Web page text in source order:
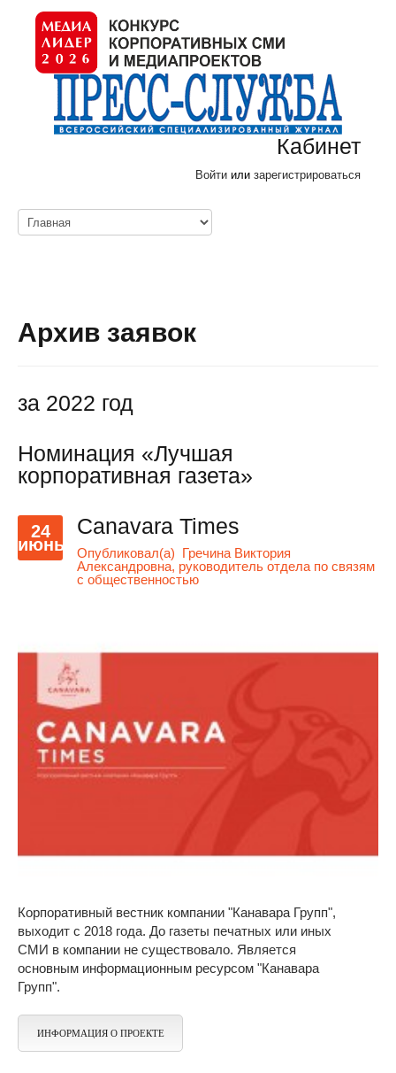
Кабинет
Войти или зарегистрироваться
Архив заявок
за 2022 год
Номинация «Лучшая
корпоративная газета»
24
июнь
Canavara Times
Опубликовал(а) Гречина Виктория
Александровна, руководитель отдела по связям
с общественностью
Корпоративный вестник компании "Канавара Групп",
выходит с 2018 года. До газеты печатных или иных
СМИ в компании не существовало. Является
основным информационным ресурсом "Канавара
Групп".
ИНФОРМАЦИЯ О ПРОЕКТЕ